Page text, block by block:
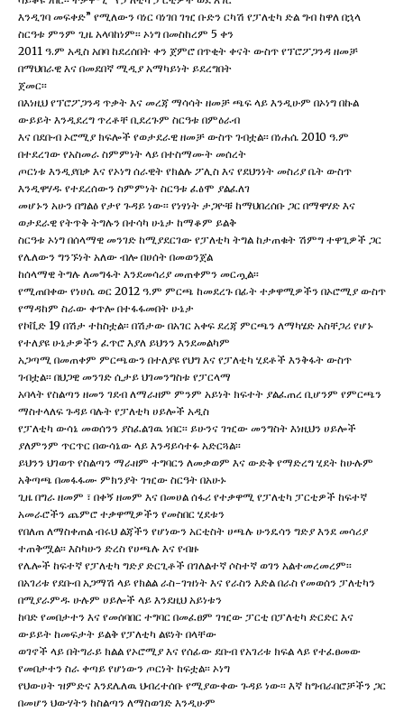
እንዲገባ መፍቀድ” የሚለውን ባነር ባነገበ ገዢ ቡድን ርካሽ የፓለቲካ ድል ግብ ከዋለ በኋላ
ስርዓቱ ምንም ጊዜ አላባከነም፡፡ ኦነግ በመስከረም 5 ቀን
2011 ዓ.ም አዲስ አበባ ከደረሰበት ቀን ጀምሮ በጥቂት ቀናት ውስጥ የፕሮፖጋንዳ ዘመቻ
በማህበራዊ እና በመደበኛ ሚዲያ አማካይነት ይደረግበት
ጀመር፡፡
በእነዚህ የፕሮፖጋንዳ ጥቃት እና መረጃ ማሳሳት ዘመቻ ጫፍ ላይ እንዲሁም በኦነግ በኩል
ውይይት እንዲደረግ ጥረቶቸ ቢደረጉም ስርዓቱ በምዕራብ
እና በደቡብ ኦሮሚያ ክፍሎች የወታደራዊ ዘመቻ ውስጥ ገብቷል፡፡ በነሐሴ 2010 ዓ.ም
በተደረገው የአስመራ ስምምነት ላይ በተስማሙት መሰረት
ጦርነቱ እንዲያበቃ እና የኦነግ ሰራዊት የክልሉ ፖሊስ እና የደህንነት መስሪያ ቤት ውስጥ
እንዲዋሃዱ የተደረሰውን ስምምነት ስርዓቱ ፈፅሞ ያልፈለገ
መሆኑን አሁን በግልፅ የታየ ጉዳይ ነው፡፡ የነፃነት ታጋዮቹ ከማህበረሰቡ ጋር በማዋሃድ እና
ወታደራዊ የትጥቅ ትግሉን በተሳካ ሁኔታ ከማቆም ይልቅ
ስርዓቱ ኦነግ በሰላማዊ መንገድ ከሚያደርገው የፓለቲካ ትግል ከታጠቁት ሽምግ ተዋጊዎች ጋር
የሌለውን ግንኙነት አለው ብሎ በሀሰት በመወንጀል
ከሰላማዊ ትግሉ ለመግፋት እንደመሳሪያ መጠቀምን መርጧል፡፡
የሚጠበቀው የነሀሴ ወር 2012 ዓ.ም ምርጫ ከመደረጉ በፊት ተቃዋሚዎችን በኦሮሚያ ውስጥ
የማዳከም ስራው ቀጥሎ በተፋፋመበት ሁኔታ
የኮቪድ 19 በሽታ ተከስቷል፡፡ በሽታው በአገር አቀፍ ደረጃ ምርጫን ለማካሄድ አስቸጋሪ የሆኑ
የተለያዩ ሁኔታዎችን ፈጥሮ እያለ ይህንን እንደመልካም
አጋጣሚ በመጠቀም ምርጫውን በተለያዩ የህግ እና የፓለቲካ ሂደቶች እንቅፋት ውስጥ
ገብቷል፡፡ በህጋዊ መንገድ ሲታይ ህገመንግስቱ የፓርላማ
አባላት የስልጣን ዘመን ገደብ ለማራዘም ምንም አይነት ክፍተት ያልፈጠረ ቢሆንም የምርጫን
ማስተላለፍ ጉዳይ ባሉት የፓለቲካ ሀይሎች አዲስ
የፓለቲካ ውሳኔ መወሰንን ያስፈልገዉ ነበር፡፡ ይሁንና ገዢው መንግስት እነዚህን ሀይሎች
ያለምንም ጥርጥር በውሳኔው ላይ እንዳይሳተፉ አድርጓል፡፡
ይህንን ህገወጥ የስልጣን ማራዘም ተግባርን ለመቃወም እና ውድቅ የማድረግ ሂደት ከሁሉም
አቅጣጫ በመፋፋሙ ምክንያት ገዢው ስርዓት በአሁኑ
ጊዜ በግራ ዘመም ፣ በቀኝ ዘመም እና በመሀል ሰፋሪ የተቃዋሚ የፓለቲካ ፓርቲዎች ከፍተኛ
አመራሮችን ጨምሮ ተቃዋሚዎችን የመስበር ሂደቱን
የበለጠ ለማስቀጠል ብሩህ ልጃችን የሆነውን አርቲስት ሀጫሉ ሁንዴሳን ግድያ እንደ መሳሪያ
ተጠቅሟል፡፡ እስካሁን ድረስ የሀጫሉ እና የብዙ
የሌሎች ከፍተኛ የፓለቲካ ግድያ ድርጊቶች በገለልተኛ ሶስተኛ ወገን አልተመረመረም፡፡
በአገሪቱ የደቡብ አጋማሽ ላይ የክልል ራስ-ገዝነት እና የራስን እድል በራስ የመወሰን ፓለቲካን
በሚያራምዱ ሁሉም ሀይሎች ላይ እንደዚህ አይነቱን
ከባድ የመበታተን እና የመሰባበር ተግባር በመፈፀም ገዢው ፓርቲ በፓለቲካ ድርድር እና
ውይይት ከመፍታት ይልቅ የፓለቲካ ልዩነት በላቸው
ወገኖች ላይ በትግራይ ክልል የኦሮሚያ እና የሰፊው ደቡብ የአገሪቱ ክፍል ላይ የተፈፀመው
የመበታተን ስራ ቀጣይ የሆነውን ጦርነት ከፍቷል፡፡ ኦነግ
የህውሀት ዝምድና እንደሌለዉ ህብረተሰቡ የሚያውቀው ጉዳይ ነው፡፡ እኛ ከግብራበሮቻችን ጋር
በመሆን ህውሃትን ከስልጣን ለማስወገድ እንዲሁም